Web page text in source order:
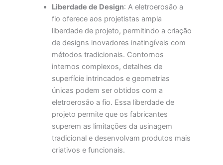
Liberdade de Design: A eletroerosão a
fio oferece aos projetistas ampla
liberdade de projeto, permitindo a criação
de designs inovadores inatingíveis com
métodos tradicionais. Contornos
internos complexos, detalhes de
superfície intrincados e geometrias
únicas podem ser obtidos com a
eletroerosão a fio. Essa liberdade de
projeto permite que os fabricantes
superem as limitações da usinagem
tradicional e desenvolvam produtos mais
criativos e funcionais.